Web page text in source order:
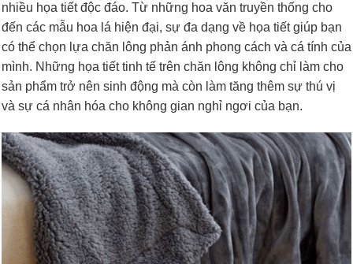
nhiều họa tiết độc đáo. Từ những hoa văn truyền thống cho
đến các mẫu hoa lá hiện đại, sự đa dạng về họa tiết giúp bạn
có thể chọn lựa chăn lông phản ánh phong cách và cá tính của
mình. Những họa tiết tinh tế trên chăn lông không chỉ làm cho
sản phẩm trở nên sinh động mà còn làm tăng thêm sự thú vị
và sự cá nhân hóa cho không gian nghỉ ngơi của bạn.